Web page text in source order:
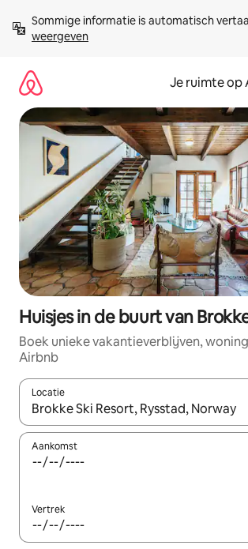
direct
naar
Sommige informatie is automatisch
weergeven
Je ruimte op
Huisjes in de buurt van
Boek unieke vakantieverblijven,
Airbnb
Locatie
Wanneer er suggesties beschikbaar zijn,
Aankomst
Vertrek